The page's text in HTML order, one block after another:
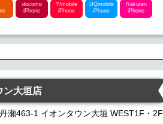
docomo
iPhone
Y!mobile
iPhone
UQmobile
iPhone
Rakuten
iPhone
ン大垣店
瀬463-1 イオンタウン大垣 WEST1F・2F